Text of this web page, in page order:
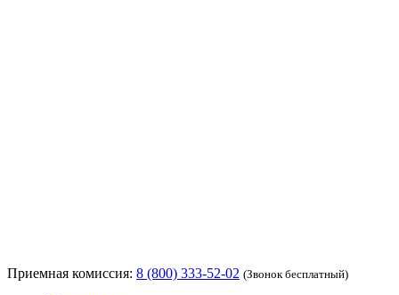
Приемная комиссия: 8 (800) 333-52-02 (Звонок бесплатный)